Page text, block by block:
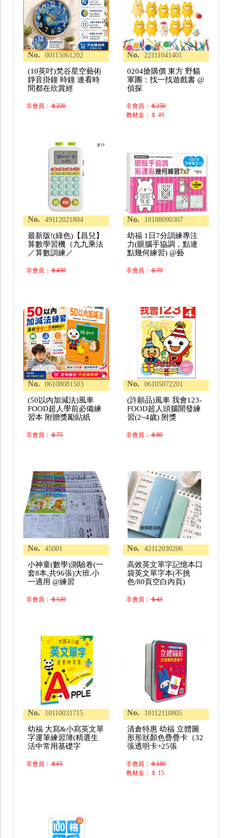
No. 00115061202
(10英吋)梵谷星空藝術
靜音掛鐘 時鐘 連看時
間都在欣賞經
非會員：＄220
No. 22111041401
0204搶購價 東方 野貓
軍團：找一找遊戲書 @
偵探
非會員：＄250
教材金：＄ 49
No. 49112021804
最新版!(綠色)【昌兒】
算數學習機（九九乘法
／算數訓練／
非會員：＄430
No. 10108090307
幼福 1日7分訓練專注
力(眼腦手協調，點連
點幾何練習) @藝
非會員：＄79
No. 06108081503
(50以內加減法)風車
FOOD超人學前必備練
習本 附贈獎勵貼紙
非會員：＄75
No. 06105072201
(許願品)風車 我會123-
FOOD超人頭腦開發練
習(2~4歲) 附獎
非會員：＄80
No. 45001
小神童(數學)測驗卷(一
套8本,共96張)大班.小
一適用 @練習
非會員：＄120
No. 42112030206
高效英文單字記憶本口
袋英文單字本(不挑
色/80頁空白內頁)
非會員：＄43
No. 10110031715
幼福 大寫&小寫英文單
字運筆練習簿(精選生
活中常用基礎字
非會員：＄65
No. 10112110805
清倉特惠 幼福 立體圖
形形狀顏色疊疊卡（32
張透明卡+25張
非會員：＄180
教材金：＄ 15